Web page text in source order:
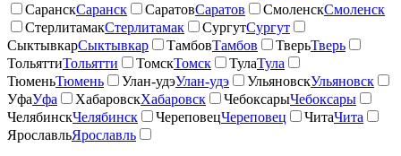
СаранскСаранск СаратовСаратов СмоленскСмоленск
СтерлитамакСтерлитамак СургутСургут
СыктывкарСыктывкар ТамбовТамбов ТверьТверь
ТольяттиТольятти ТомскТомск ТулаТула
ТюменьТюмень Улан-удэУлан-удэ УльяновскУльяновск
УфаУфа ХабаровскХабаровск ЧебоксарыЧебоксары
ЧелябинскЧелябинск ЧереповецЧереповец ЧитаЧита
ЯрославльЯрославль